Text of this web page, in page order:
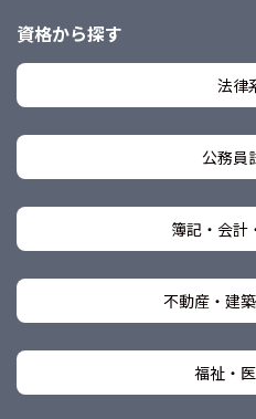
資格から探す
法律
公務員
簿記・会計
不動産・建
福祉・